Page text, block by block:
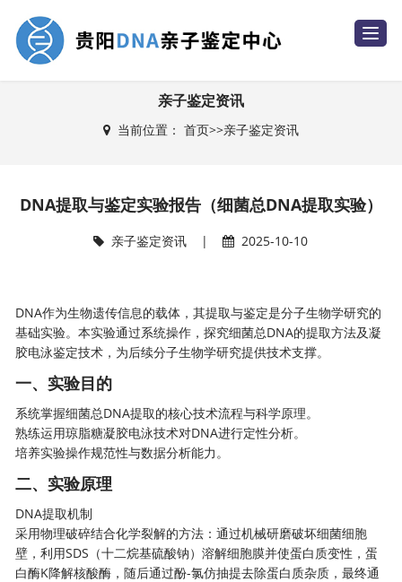
T
o
i
o
亲子鉴定资讯
当前位置： 首页>>亲子鉴定资讯
DNA提取与鉴定实验报告（细菌总DNA提取实验）
亲子鉴定资讯 | 2025-10-10
DNA作为生物遗传信息的载体，其提取与鉴定是分子生物学研究的
基础实验。本实验通过系统操作，探究细菌总DNA的提取方法及凝
胶电泳鉴定技术，为后续分子生物学研究提供技术支撑。
一、 实验目的
系统掌握细菌总DNA提取的核心技术流程与科学原理。
熟练运用琼脂糖凝胶电泳技术对DNA进行定性分析。
培养实验操作规范性与数据分析能力。
二、实验原理
DNA提取机制
采用物理破碎结合化学裂解的方法：通过机械研磨破坏细菌细胞
壁，利用SDS（十二烷基硫酸钠）溶解细胞膜并使蛋白质变性，蛋
白酶K降解核酸酶，随后通过酚-氯仿抽提去除蛋白质杂质，最终通